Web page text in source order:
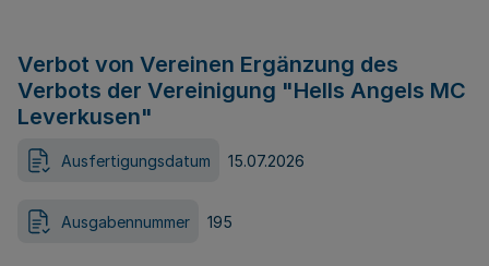
Verbot von Vereinen Ergänzung des
Verbots der Vereinigung "Hells Angels MC
Leverkusen"
Ausfertigungsdatum 15.07.2026
Ausgabennummer 195